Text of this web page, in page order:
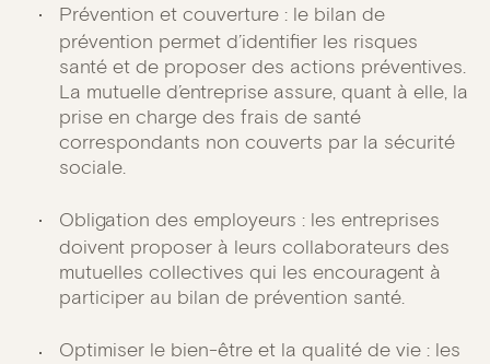
Prévention et couverture : le bilan de
prévention permet d’identifier les risques
santé et de proposer des actions préventives.
La mutuelle d’entreprise assure, quant à elle, la
prise en charge des frais de santé
correspondants non couverts par la sécurité
sociale.
Obligation des employeurs : les entreprises
doivent proposer à leurs collaborateurs des
mutuelles collectives qui les encouragent à
participer au bilan de prévention santé.
Optimiser le bien-être et la qualité de vie : les